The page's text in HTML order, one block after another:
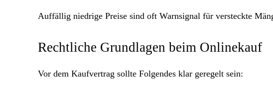
Auffällig niedrige Preise sind oft Warnsignal für versteckte
Rechtliche Grundlagen beim Onlinekauf
Vor dem Kaufvertrag sollte Folgendes klar geregelt sein: